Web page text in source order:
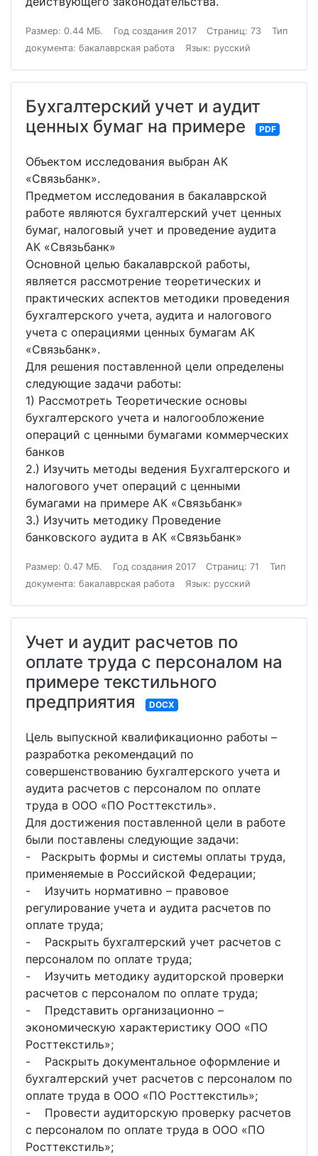
Размер: 0.44 МБ. Год создания 2017 Страниц: 73
Тип
документа: бакалаврская работа
Язык: русский
Бухгалтерский учет и аудит
ценных бумаг на примере
PDF
Объектом исследования выбран АК
«Связьбанк».
Предметом исследования в бакалаврской
работе являются бухгалтерский учет ценных
бумаг, налоговый учет и проведение аудита
АК «Связьбанк»
Основной целью бакалаврской работы,
является рассмотрение теоретических и
практических аспектов методики проведения
бухгалтерского учета, аудита и налогового
учета с операциями ценных бумагам АК
«Связьбанк».
Для решения поставленной цели определены
следующие задачи работы:
1) Рассмотреть Теоретические основы
бухгалтерского учета и налогообложение
операций с ценными бумагами коммерческих
банков
2.) Изучить методы ведения Бухгалтерского и
налогового учет операций с ценными
бумагами на примере АК «Связьбанк»
3.) Изучить методику Проведение
банковского аудита в АК «Связьбанк»
Размер: 0.47 МБ. Год создания 2017 Страниц: 71
Тип
документа: бакалаврская работа
Язык: русский
Учет и аудит расчетов по
оплате труда с персоналом на
примере текстильного
предприятия
DOCX
Цель выпускной квалификационно работы –
разработка рекомендаций по
совершенствованию бухгалтерского учета и
аудита расчетов с персоналом по оплате
труда в ООО «ПО Росттекстиль».
Для достижения поставленной цели в работе
были поставлены следующие задачи:
- Раскрыть формы и системы оплаты труда,
применяемые в Российской Федерации;
- Изучить нормативно – правовое
регулирование учета и аудита расчетов по
оплате труда;
- Раскрыть бухгалтерский учет расчетов с
персоналом по оплате труда;
- Изучить методику аудиторской проверки
расчетов с персоналом по оплате труда;
- Представить организационно –
экономическую характеристику ООО «ПО
Росттекстиль»;
- Раскрыть документальное оформление и
бухгалтерский учет расчетов с персоналом по
оплате труда в ООО «ПО Росттекстиль»;
- Провести аудиторскую проверку расчетов
с персоналом по оплате труда в ООО «ПО
Росттекстиль»;